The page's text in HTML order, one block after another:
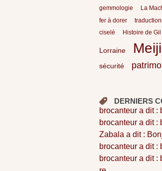
gemmologie La
fer à dorer
ciselé Histoire de
Lorraine Meiji
sécurité
DERNIERS
brocanteur a dit :
brocanteur a dit :
Zabala a dit :
brocanteur a dit :
brocanteur a dit :